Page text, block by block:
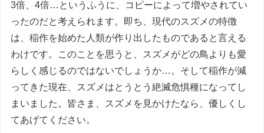
3倍、4倍…というふうに、コピーによって増やされてい
ったのだと考えられます。即ち、現代のスズメの特徴
は、稲作を始めた人類が作り出したものであると言える
わけです。このことを思うと、スズメがどの鳥よりも愛
らしく感じるのではないでしょうか…。そして稲作が減
ってきた現在、スズメはとうとう絶滅危惧種になってし
まいました。皆さま、スズメを見かけたなら、優しくし
てあげてください。